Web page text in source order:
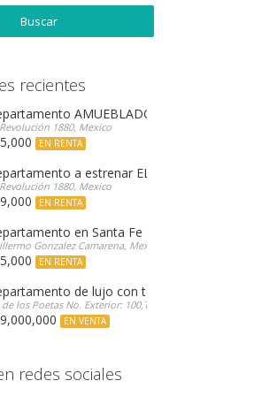
recientes
AMUEBLADO a estrenar
1880, Mexico
EN RENTA
a estrenar ELEVA con las
1880, Mexico
EN RENTA
en Santa Fe con bonita vista
Gonzalez Camarena, Mexico
EN RENTA
de lujo con terraza en venta
de los Poetas No. Exterior: 100,Torre Encinar, Mexico
EN VENTA
redes sociales